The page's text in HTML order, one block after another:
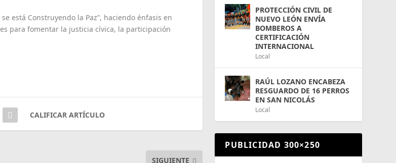
está Construyendo la Paz”, haciendo énfasis en
para fomentar la justicia cívica, la participación
CALIFICAR ARTÍCULO
SIGUIENTE
PROTECCIÓN CIVIL DE
NUEVO LEÓN ENVÍA
BOMBEROS A
CERTIFICACIÓN
INTERNACIONAL
Local
RAÚL LOZANO ENCABEZA
RESGUARDO DE 16 PERROS
EN SAN NICOLÁS
Local
PUBLICIDAD 300×250